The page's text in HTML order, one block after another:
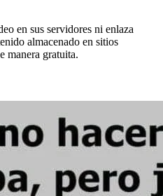
en sus servidores ni enlaza
almacenado en sitios
manera gratuita.